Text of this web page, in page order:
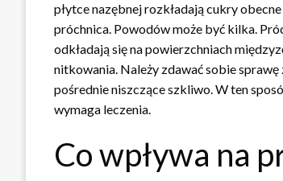
płytce nazębnej rozkładają cukry
próchnica. Powodów może być kilka.
odkładają się na powierzchniach
nitkowania. Należy zdawać sobie
pośrednie niszczące szkliwo. W ten
wymaga leczenia.
Co wpływa na